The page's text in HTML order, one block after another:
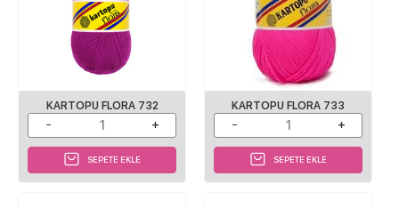
KARTOPU FLORA 732
SEPETE EKLE
KARTOPU FLORA 733
SEPETE EKLE